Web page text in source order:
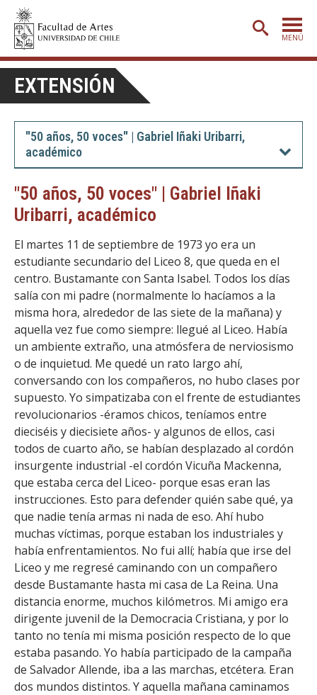
MENÚ
ADMISIÓN
ETAPA BÁSICA
POSTGRADO
EXTENSIÓN
CREACIÓNE INVESTIGACIÓN
BIBLIOTECA
DEPARTAMENTOS
FACULTAD
Estudiantes
Académicas/os
Funcionarias/os
Egresadas/os
EXTENSIÓN
"50 años, 50 voces" | Gabriel Iñaki Uribarri,
académico
"50 años, 50 voces" | Gabriel Iñaki
Uribarri, académico
El martes 11 de septiembre de 1973 yo era un
estudiante secundario del Liceo 8, que queda en el
centro. Bustamante con Santa Isabel. Todos los días
salía con mi padre (normalmente lo hacíamos a la
misma hora, alrededor de las siete de la mañana) y
aquella vez fue como siempre: llegué al Liceo. Había
un ambiente extraño, una atmósfera de nerviosismo
o de inquietud. Me quedé un rato largo ahí,
conversando con los compañeros, no hubo clases por
supuesto. Yo simpatizaba con el frente de estudiantes
revolucionarios -éramos chicos, teníamos entre
dieciséis y diecisiete años- y algunos de ellos, casi
todos de cuarto año, se habían desplazado al cordón
insurgente industrial -el cordón Vicuña Mackenna,
que estaba cerca del Liceo- porque esas eran las
instrucciones. Esto para defender quién sabe qué, ya
que nadie tenía armas ni nada de eso. Ahí hubo
muchas víctimas, porque estaban los industriales y
había enfrentamientos. No fui allí; había que irse del
Liceo y me regresé caminando con un compañero
desde Bustamante hasta mi casa de La Reina. Una
distancia enorme, muchos kilómetros. Mi amigo era
dirigente juvenil de la Democracia Cristiana, y por lo
tanto no tenía mi misma posición respecto de lo que
estaba pasando. Yo había participado de la campaña
de Salvador Allende, iba a las marchas, etcétera. Eran
dos mundos distintos. Y aquella mañana caminamos